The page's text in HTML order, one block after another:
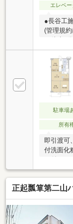
エレベー
●長谷工
(管理規
1240m)
ブンイ
エディ
リフォ
替え、
トバス
ウスク
駐車場
所有
即引渡可
付洗面化
場、バイ
正起瓢箪第二山